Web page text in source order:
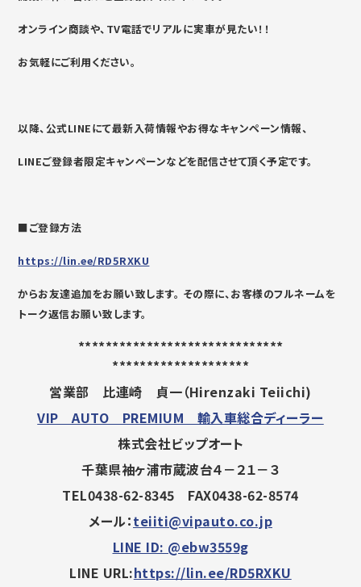
オンライン商談や、TV電話でリアルに実車が見たい！！
お気軽にご利用ください。
以降、公式LINEにて最新入荷情報やお得なキャンペーン情報、
LINEご登録者限定キャンペーンなどを配信させて頂く予定です。
■ご登録方法
https://lin.ee/RD5RXKU
からお友達追加をお願い致します。 その際に、お客様のフルネームを
トーク返信お願い致します。
******************************
********************
営業部 比連崎 貞一（Hirenzaki Teiichi)
VIP AUTO PREMIUM 輸入車総合ディーラー
株式会社ビップオート
千葉県袖ヶ浦市蔵波台４－２１－３
TEL0438-62-8345
FAX0438-62-8574
メール：teiiti@vipauto.co.jp
LINE ID: @ebw3559g
LINE URL:https://lin.ee/RD5RXKU